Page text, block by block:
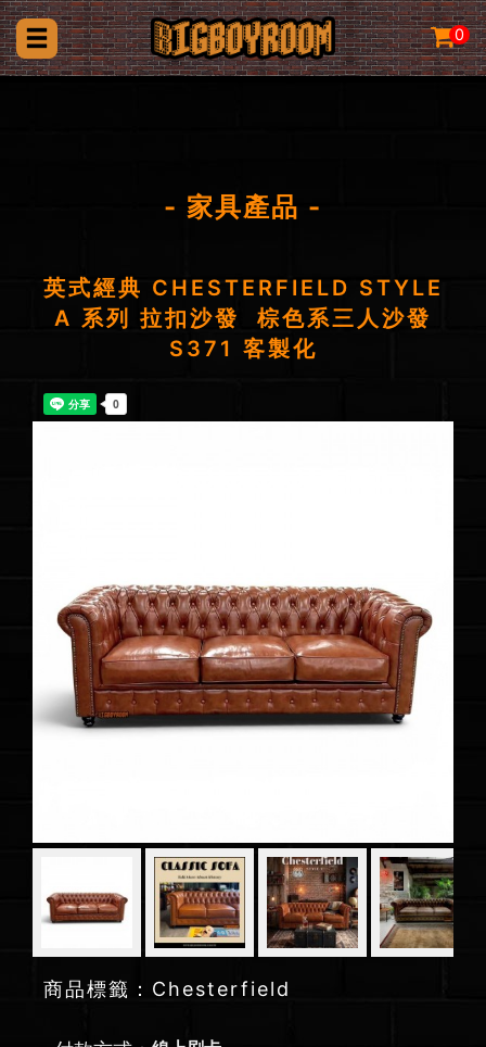
0
- 家具產品 -
英式經典 CHESTERFIELD STYLE
A 系列 拉扣沙發 棕色系三人沙發
S371 客製化
商品標籤：Chesterfield